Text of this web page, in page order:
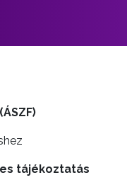
tájékoztatás